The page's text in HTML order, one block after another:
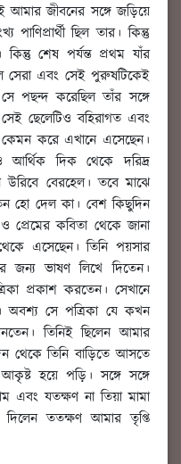
আমার জীবনের সঙ্গে জড়িয়ে
ছিল তার। কিন্তু
শেষ পর্যন্ত প্রথম যাঁর
সেরা এবং সেই পুরুষটিকেই
সে পছন্দ করেছিল তাঁর সঙ্গে
ছেলেটিও বহিরাগত এবং
করে এখানে এসেছেন।
আর্থিক দিক থেকে দরিদ্র
উরিবে বেরহেল। তবে মাঝে
হো দেল কা। বেশ কিছুদিন
প্রেমের কবিতা থেকে জানা
এসেছেন। তিনি পয়সার
জন্য ভাষণ লিখে দিতেন।
প্রকাশ করতেন। সেখানে
অবশ্য সে পত্রিকা যে কখন
তিনিই ছিলেন আমার
থেকে তিনি বাড়িতে আসতে
হয়ে পড়ি। সঙ্গে সঙ্গে
এবং যতক্ষণ না তিয়া মামা
ততক্ষণ আমার তৃপ্তি